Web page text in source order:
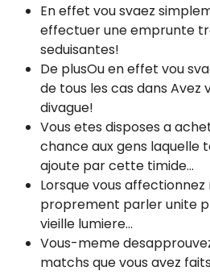
En effet vou svaez
effectuer une emprunte
seduisantes!
De plusOu en effet vou
de tous les cas dans Avez
divague!
Vous etes disposes a
chance aux gens laquelle
ajoute par cette timide…
Lorsque vous
proprement parler unite
vieille lumiere…
Vous-meme
matchs que vous avez